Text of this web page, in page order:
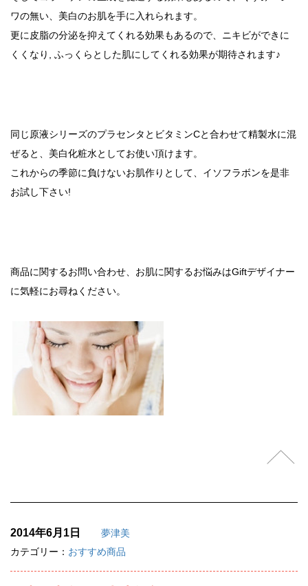
ワの無い、美白のお肌を手に入れられます。
更に皮脂の分泌を抑えてくれる効果もあるので、ニキビができに
くくなり, ふっくらとした肌にしてくれる効果が期待されます♪
同じ原液シリーズのプラセンタとビタミンCと合わせて精製水に混
ぜると、美白化粧水としてお使い頂けます。
これからの季節に負けないお肌作りとして、イソフラボンを是非
お試し下さい!
商品に関するお問い合わせ、お肌に関するお悩みはGiftデザイナー
に気軽にお尋ねください。
2014年6月1日
夢津美
カテゴリー： おすすめ商品